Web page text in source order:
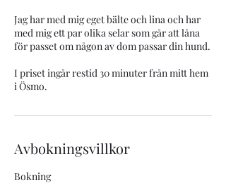
Jag har med mig eget bälte och lina och har
med mig ett par olika selar som går att låna
för passet om någon av dom passar din hund.
I priset ingår restid 30 minuter från mitt hem
i Ösmo.
Avbokningsvillkor
Bokning